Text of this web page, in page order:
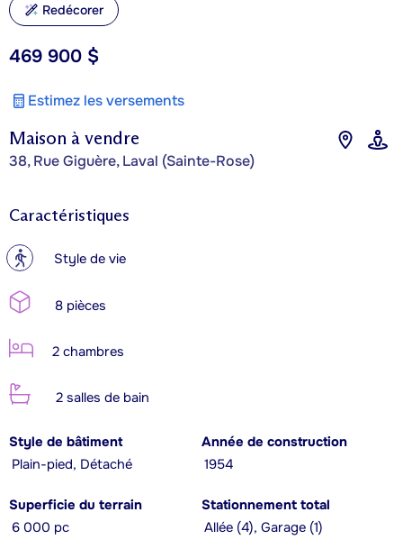
Maison à vendre
38, Rue Giguère, Laval (Sainte-Rose)
469 900 $
Estimez les versements
Redécorer
Caractéristiques
? Style de vie
8 pièces
2 chambres
2 salles de bain
Style de bâtiment
Plain-pied, Détaché
Année de construction
1954
Superficie du terrain
6 000 pc
Stationnement total
Allée (4), Garage (1)